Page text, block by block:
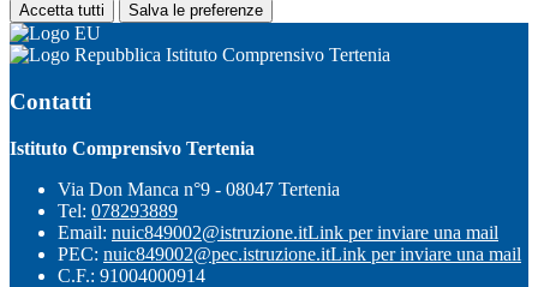
Accetta tutti Salva le preferenze
Istituto Comprensivo Tertenia
Contatti
Istituto Comprensivo Tertenia
Via Don Manca n°9 - 08047 Tertenia
Tel: 078293889
Email: nuic849002@istruzione.itLink per inviare una mail
PEC: nuic849002@pec.istruzione.itLink per inviare una mail
C.F.: 91004000914